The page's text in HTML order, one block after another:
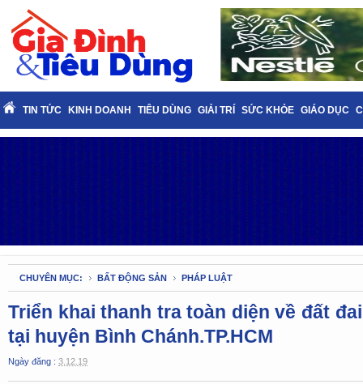
TIN TỨC KINH DOANH TIÊU DÙNG GIẢI TRÍ SỨC KHỎE GIÁO DỤC
CHUYÊN MỤC: BẤT ĐỘNG SẢN PHÁP LUẬT
Triển khai thanh tra toàn diện về đất
tại huyện Bình Chánh.TP.HCM
Ngày đăng : 3.12.19